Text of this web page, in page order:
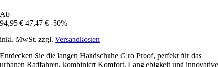
Ab
94,95 € 47,47 € -50%
inkl. MwSt. zzgl. Versandkosten
Entdecken Sie die langen Handschuhe Giro Proof, perfekt für das
urbanen Radfahren, kombiniert Komfort, Langlebigkeit und innovative